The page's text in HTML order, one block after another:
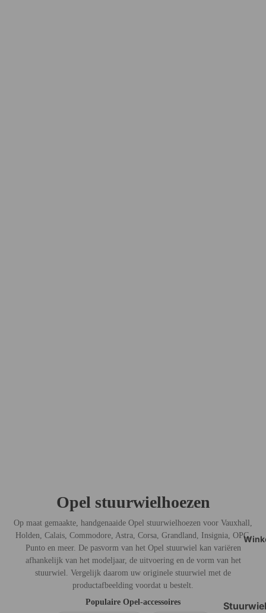
Opel stuurwielhoezen
Op maat gemaakte, handgenaaide Opel stuurwielhoezen voor Vauxhall,
Holden, Calais, Commodore, Astra, Corsa, Grandland, Insignia, OPC,
Punto en meer. De pasvorm van het Opel stuurwiel kan variëren
afhankelijk van het modeljaar, de uitvoering en de vorm van het
stuurwiel. Vergelijk daarom uw originele stuurwiel met de
productafbeelding voordat u bestelt.
Populaire Opel-accessoires